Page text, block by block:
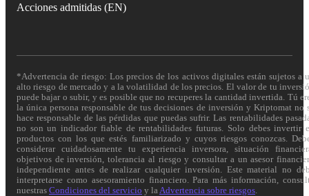
Acciones admitidas (EN)
*Advertencia de riesgo: Los precios de los activos digitales están sujetos a
alto riesgo de mercado y a la volatilidad de los precios. El valor de tu
puede bajar o subir, y es posible que no recuperes la cantidad invertida. Tú
la única persona responsable de tus decisiones de inversión y Kriptomat no
hace responsable de las pérdidas que puedas sufrir. Las rentabilidades
no son un indicador fiable de rentabilidades futuras. Solo debes invertir
productos con los que estés familiarizado y cuyos riesgos conozcas.
considerar cuidadosamente tu experiencia inversora, situación
objetivos de inversión, tolerancia al riesgo y consultar a un asesor
independiente antes de realizar cualquier inversión. Este material no
interpretarse como asesoramiento financiero. Para más información,
nuestras Condiciones del servicio y la Advertencia sobre riesgos